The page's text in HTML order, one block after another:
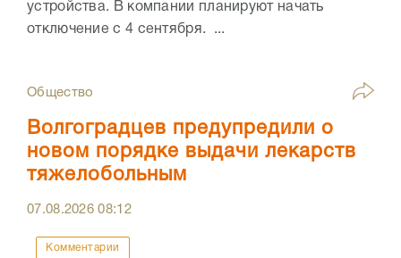
устройства. В компании планируют начать
отключение с 4 сентября. ...
Общество
Волгоградцев предупредили о
новом порядке выдачи лекарств
тяжелобольным
07.08.202608:12
Комментарии